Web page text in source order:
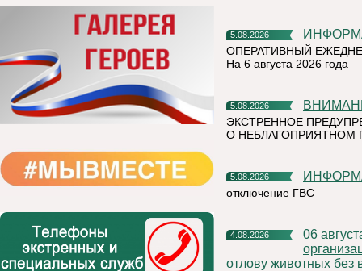
5.08.2026
ОПЕРАТИВНЫЙ
На 6 августа 2026 года
5.08.2026
ЭКСТРЕННОЕ
О НЕБЛАГОПРИЯТНОМ
5.08.2026
отключение ГВС
4.08.2026
06 августа 2026 года на территории Княжпогостского района,
отлову животных без